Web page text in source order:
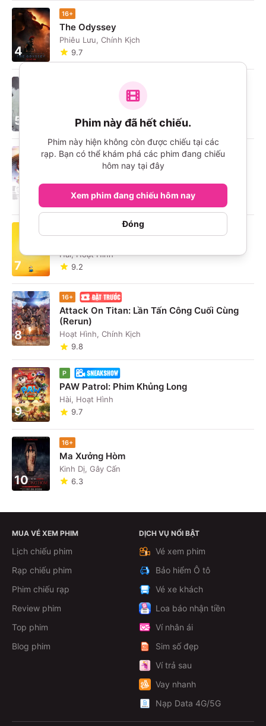
4
16+
The Odyssey
Phiêu Lưu, Chính Kịch
9.7
5
Ngày Tàn Của Phố Oak
Khoa Học Viễn Tưởng, Bí Ẩn
9.6
6
P
Umamusume: Pretty Derby - Khởi Đầu Kỷ
9.8
7
Hài, Hoạt Hình
9.2
8
16+
Attack On Titan: Lần Tấn Công Cuối Cùng
(Rerun)
Hoạt Hình, Chính Kịch
9.8
9
P
PAW Patrol: Phim Khủng Long
Hài, Hoạt Hình
9.7
10
16+
Ma Xưởng Hòm
Kinh Dị, Gây Cấn
6.3
MUA VÉ XEM PHIM
Lịch chiếu phim
Rạp chiếu phim
Phim chiếu rạp
Review phim
Top phim
Blog phim
DỊCH VỤ NỔI BẬT
Vé xem phim
Bảo hiểm Ô tô
Vé xe khách
Loa báo nhận tiền
Ví nhân ái
Sim số đẹp
Ví trả sau
Vay nhanh
Nạp Data 4G/5G
Phim này đã hết chiếu.
Phim này hiện không còn được chiếu tại các
rạp. Bạn có thể khám phá các phim đang chiếu
hôm nay tại đây
Xem phim đang chiếu hôm nay
Đóng